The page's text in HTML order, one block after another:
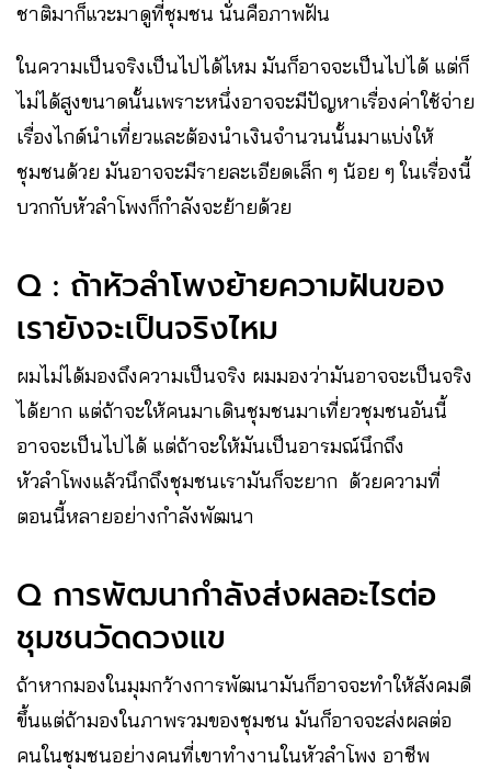
ชาติมาก็แวะมาดูที่ชุมชน นั่นคือภาพฝัน
ในความเป็นจริงเป็นไปได้ไหม มันก็อาจจะเป็นไปได้ แต่ก็
ไม่ได้สูงขนาดนั้นเพราะหนึ่งอาจจะมีปัญหาเรื่องค่าใช้จ่าย
เรื่องไกด์นำเที่ยวและต้องนำเงินจำนวนนั้นมาแบ่งให้
ชุมชนด้วย มันอาจจะมีรายละเอียดเล็ก ๆ น้อย ๆ ในเรื่องนี้
บวกกับหัวลำโพงก็กำลังจะย้ายด้วย
Q : ถ้าหัวลำโพงย้ายความฝันของ
เรายังจะเป็นจริงไหม
ผมไม่ได้มองถึงความเป็นจริง ผมมองว่ามันอาจจะเป็นจริง
ได้ยาก แต่ถ้าจะให้คนมาเดินชุมชนมาเที่ยวชุมชนอันนี้
อาจจะเป็นไปได้ แต่ถ้าจะให้มันเป็นอารมณ์นึกถึง
หัวลำโพงแล้วนึกถึงชุมชนเรามันก็จะยาก ด้วยความที่
ตอนนี้หลายอย่างกำลังพัฒนา
Q การพัฒนากำลังส่งผลอะไรต่อ
ชุมชนวัดดวงแข
ถ้าหากมองในมุมกว้างการพัฒนามันก็อาจจะทำให้สังคมดี
ขึ้นแต่ถ้ามองในภาพรวมของชุมชน มันก็อาจจะส่งผลต่อ
คนในชุมชนอย่างคนที่เขาทำงานในหัวลำโพง อาชีพ